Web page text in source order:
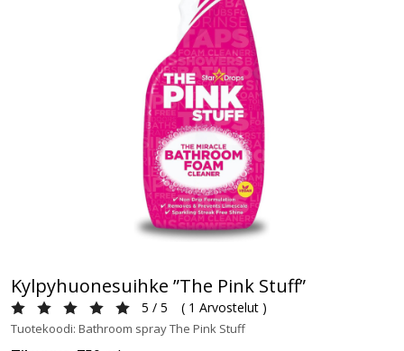
Kylpyhuonesuihke ”The Pink Stuff”
5 / 5 ( 1 Arvostelut )
Tuotekoodi: Bathroom spray The Pink Stuff